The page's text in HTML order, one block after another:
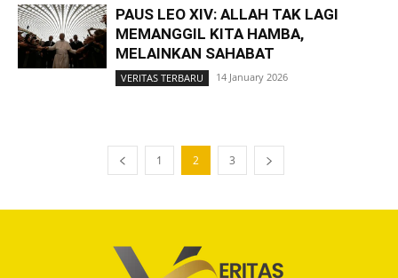
PAUS LEO XIV: ALLAH TAK LAGI
MEMANGGIL KITA HAMBA,
MELAINKAN SAHABAT
VERITAS TERBARU 14 January 2026
1 2 3